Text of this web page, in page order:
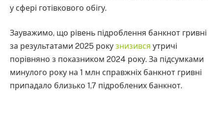
у сфері готівкового обігу.
Зауважимо, що рівень підроблення банкнот гривні
за результатами 2025 року знизився утричі
порівняно з показником 2024 року. За підсумками
минулого року на 1 млн справжніх банкнот гривні
припадало близько 1,7 підроблених банкнот.